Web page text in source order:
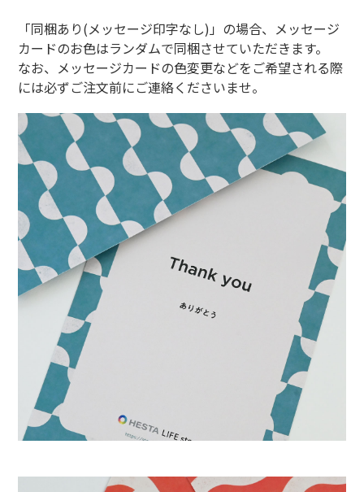
「同梱あり(メッセージ印字なし)」の場合、メッセージ
カードのお色はランダムで同梱させていただきます。
なお、メッセージカードの色変更などをご希望される際
には必ずご注文前にご連絡くださいませ。